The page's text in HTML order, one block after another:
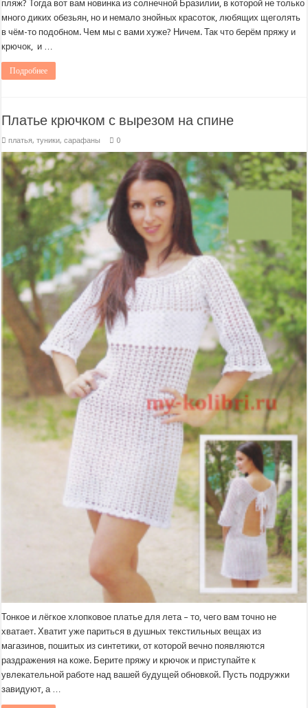
пляж? Тогда вот вам новинка из солнечной Бразилии, в которой не только
много диких обезьян, но и немало знойных красоток, любящих щеголять
в чём-то подобном. Чем мы с вами хуже? Ничем. Так что берём пряжу и
крючок, и …
Подробнее
Платье крючком с вырезом на спине
платья, туники, сарафаны 0
Тонкое и лёгкое хлопковое платье для лета – то, чего вам точно не
хватает. Хватит уже париться в душных текстильных вещах из
магазинов, пошитых из синтетики, от которой вечно появляются
раздражения на коже. Берите пряжу и крючок и приступайте к
увлекательной работе над вашей будущей обновкой. Пусть подружки
завидуют, а …